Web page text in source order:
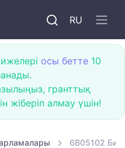
RU
осы бетте 10
гранттық
жіберіп алмау үшін!
6B05102